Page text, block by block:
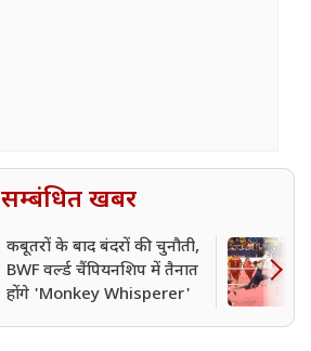
सम्बंधित खबर
कबूतरों के बाद बंदरों की चुनौती,
BWF वर्ल्ड चैंपियनशिप में तैनात
होंगे 'Monkey Whisperer'